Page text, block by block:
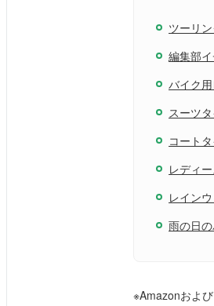
ツーリ
編集部
バイク
スーツ
コート
レディ
レイン
雨の日
※Amazonおよ